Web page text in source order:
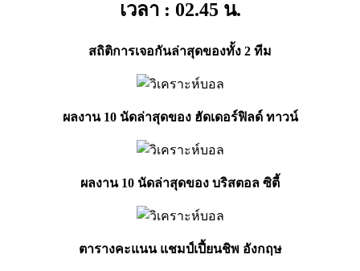
เวลา : 02.45 น.
สถิติการเจอกันล่าสุดของทั้ง 2 ทีม
ผลงาน 10 นัดล่าสุดของ ฮัดเดอร์ฟิลด์ ทาวน์
ผลงาน 10 นัดล่าสุดของ บริสตอล ซิตี้
ตารางคะแนน แชมป์เปี้ยนชิพ อังกฤษ